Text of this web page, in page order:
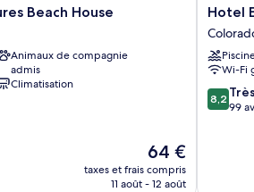
Beach House
Animaux de compagnie
admis
Climatisation
Le
nouveau
prix
64 €
taxes et frais compris
11 août - 12 août
Hotel
El
Icaco
Hotel
Wi-Fi
8.2
sur
8,2
99